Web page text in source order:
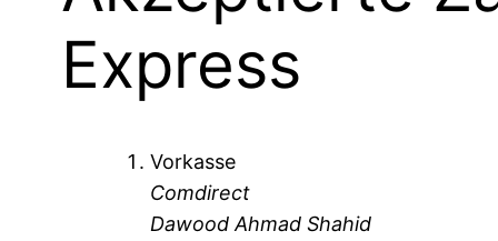
Express
Vorkasse
Comdirect
Dawood Ahmad Shahid